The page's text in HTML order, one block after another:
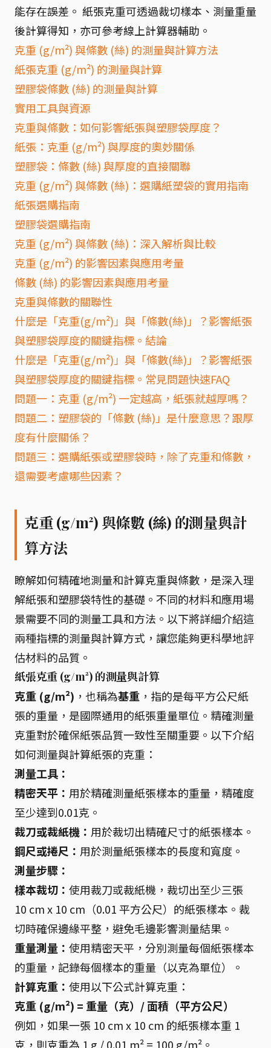
能存在誤差。 紙張克重可透過裁切樣本、測量重量
後計算得知，亦可參考線上計算器輔助。
克重 (g/m²) 與條數 (絲) 的測量與計算方法
紙張克重 (g/m²) 的測量與計算
塑膠袋條數 (絲) 的測量與計算
實用工具與資源
克重與條數：如何影響紙張與塑膠袋厚度？
紙張：克重 (g/m²) 與厚度的奧妙關係
塑膠袋：條數 (絲) 與厚度的直接關聯
克重 (g/m²) 與條數 (絲)：選購紙塑袋的實用指南
紙張選購指南
塑膠袋選購指南
克重 (g/m²) 與條數 (絲)：深入解析與比較
克重 (g/m²) 的影響因素與應用考量
條數 (絲) 的影響因素與應用考量
克重與條數的關聯性
什麼是「克重(g/m²)」與「條數(絲)」？影響紙張
與塑膠袋厚度的關鍵指標。結論
什麼是「克重(g/m²)」與「條數(絲)」？影響紙張
與塑膠袋厚度的關鍵指標。常見問題快速FAQ
問題一：克重 (g/m²) 一定越高，紙張就越厚嗎？
問題二：塑膠袋的「條數 (絲)」是什麼意思？跟厚
度有什麼關係？
問題三：選購紙張或塑膠袋時，除了克重和條數，
還需要考慮哪些因素？
克重 (g/m²) 與條數 (絲) 的測量與計
算方法
瞭解如何精確地測量和計算克重與條數，是深入理
解紙張和塑膠袋特性的基礎。不同的材料和應用場
景需要不同的測量工具和方法。以下將詳細介紹這
兩種指標的測量與計算方式，讓您能夠更科學地評
估材料的品質。
紙張克重 (g/m²) 的測量與計算
克重 (g/m²) ，也稱為基重 ，指的是每平方公尺紙
張的重量，是國際通用的紙張重量單位。精確測量
克重對於確保紙張品質一致性至關重要。以下介紹
如何測量與計算紙張的克重：
測量工具：
精密天平： 用於精確測量紙張樣本的重量，精確度
至少達到0.01克。
裁刀或裁紙機： 用於裁切出精確尺寸的紙張樣本。
鋼尺或捲尺： 用於測量紙張樣本的長度和寬度。
測量步驟：
樣本裁切： 使用裁刀或裁紙機，裁切出至少三張
10 cm x 10 cm（0.01 平方公尺）的紙張樣本。裁
切時確保邊緣平整，避免毛邊影響測量結果。
重量測量： 使用精密天平，分別測量每個紙張樣本
的重量，記錄每個樣本的重量（以克為單位）。
計算克重： 使用以下公式計算克重：
克重 (g/m²) = 重量（克）/ 面積（平方公尺）
例如，如果一張 10 cm x 10 cm 的紙張樣本重 1
克，則克重為 1 g / 0.01 m² = 100 g/m²。